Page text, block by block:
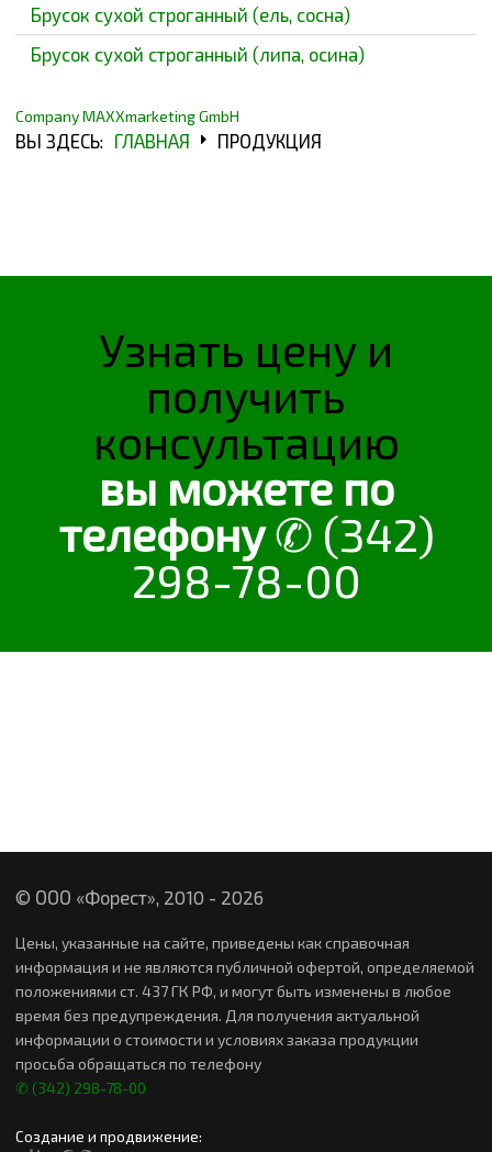
БРУСОК СУХОЙ СТРОГАННЫЙ (ЕЛЬ, СОСНА)
ПРОИЗВОДСТВО ТАРЫ
Брусок сухой строганный (ель, сосна)
Брусок сухой строганный (липа, осина)
Company MAXXmarketing GmbH
ВЫ ЗДЕСЬ: ГЛАВНАЯ ПРОДУКЦИЯ
Узнать цену и
получить
консультацию
вы можете по
телефону✆ (342)
298-78-00
© ООО «Форест», 2010 - 2026
Цены, указанные на сайте, приведены как справочная
информация и не являются публичной офертой, определяемой
положениями ст. 437 ГК РФ, и могут быть изменены в любое
время без предупреждения. Для получения актуальной
информации о стоимости и условиях заказа продукции
просьба обращаться по телефону
✆ (342) 298-78-00
Создание и продвижение: